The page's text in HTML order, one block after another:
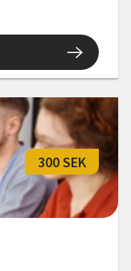
300 SEK